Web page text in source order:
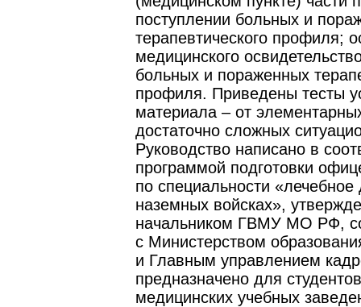
поступлении больных и
терапевтического профиля;
медицинского
больных и пораженных
профиля. Приведены тесты
материала – от
достаточно сложных
Руководство написано в
программой подготовки
по специальности «лечебное
наземных войсках»,
начальником ГВМУ МО РФ,
с Министерством
и Главным управлением
предназначено для
медицинских учебных